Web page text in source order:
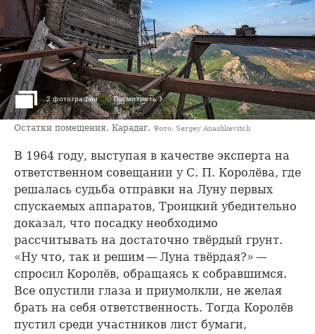
2 фотографии Посмотреть ›
Остатки помещения. Карадаг. Фото: Sergey Anashkevitch
В 1964 году, выступая в качестве эксперта на
ответственном совещании у С. П. Королёва, где
решалась судьба отправки на Луну первых
спускаемых аппаратов, Троицкий убедительно
доказал, что посадку необходимо
рассчитывать на достаточно твёрдый грунт.
«Ну что, так и решим — Луна твёрдая?» —
спросил Королёв, обращаясь к собравшимся.
Все опустили глаза и приумолкли, не желая
брать на себя ответственность. Тогда Королёв
пустил среди участников лист бумаги,